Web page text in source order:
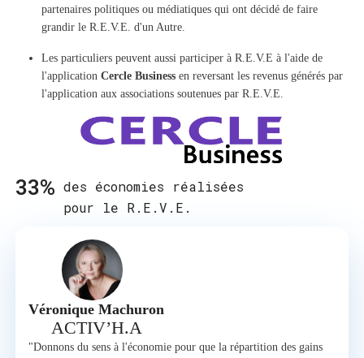
Véronique Machuron
ACTIV’H.A
"Donnons du sens à l'économie pour que la répartition des gains
partenaires politiques ou médiatiques qui ont décidé de faire
grandir le R.E.V.E. d'un Autre.
Les particuliers peuvent aussi participer à R.E.V.E à l'aide de
l'application Cercle Business en reversant les revenus générés par
l'application aux associations soutenues par R.E.V.E.
33
des économies réalisées
pour le R.E.V.E.